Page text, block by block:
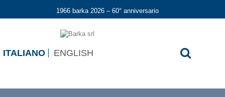
1966 barka 2026 – 60° anniversario
ITALIANO ENGLISH